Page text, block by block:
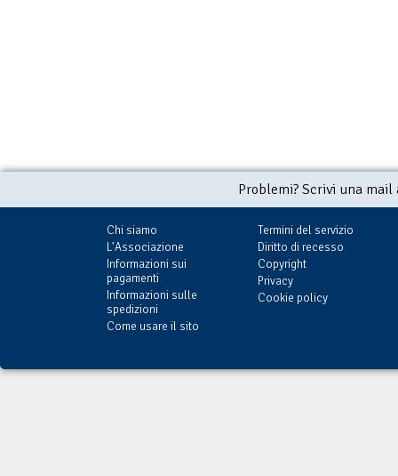
Problemi? Scrivi una
Chi siamo
L'Associazione
Informazioni sui
pagamenti
Informazioni sulle
spedizioni
Come usare il sito
Termini del servizio
Diritto di recesso
Copyright
Privacy
Cookie policy